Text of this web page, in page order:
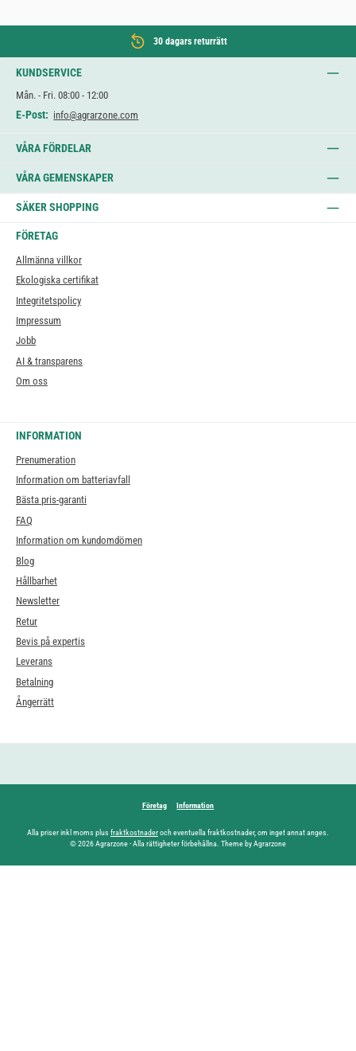
30 dagars returrätt
KUNDSERVICE
Mån. - Fri. 08:00 - 12:00
E-Post: info@agrarzone.com
VÅRA FÖRDELAR
VÅRA GEMENSKAPER
SÄKER SHOPPING
FÖRETAG
Allmänna villkor
Ekologiska certifikat
Integritetspolicy
Impressum
Jobb
AI & transparens
Om oss
INFORMATION
Prenumeration
Information om batteriavfall
Bästa pris-garanti
FAQ
Information om kundomdömen
Blog
Hållbarhet
Newsletter
Retur
Bevis på expertis
Leverans
Betalning
Ångerrätt
Företag Information
Alla priser inkl moms plus fraktkostnaderoch eventuella fraktkostnader, om inget annat anges.
© 2026 Agrarzone - Alla rättigheter förbehållna. Theme by Agrarzone